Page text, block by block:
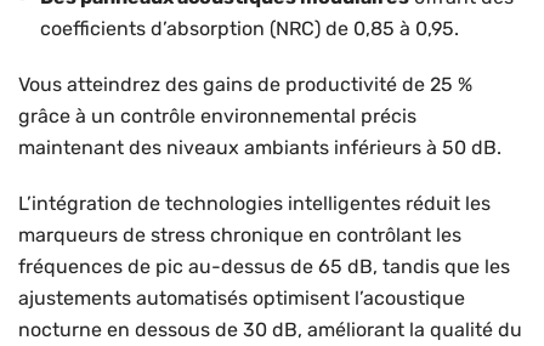
coefficients d’absorption (NRC) de 0,85 à 0,95.
Vous atteindrez des gains de productivité de 25 %
grâce à un contrôle environnemental précis
maintenant des niveaux ambiants inférieurs à 50 dB.
L’intégration de technologies intelligentes réduit les
marqueurs de stress chronique en contrôlant les
fréquences de pic au-dessus de 65 dB, tandis que les
ajustements automatisés optimisent l’acoustique
nocturne en dessous de 30 dB, améliorant la qualité du